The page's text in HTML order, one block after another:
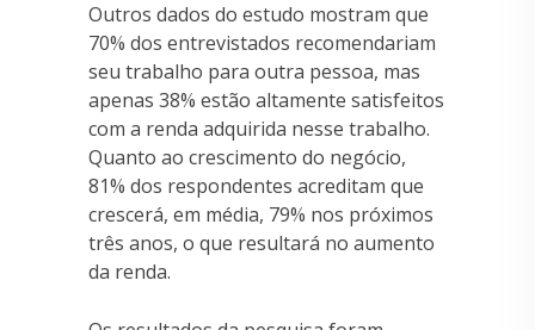
Outros dados do estudo mostram que
70% dos entrevistados recomendariam
seu trabalho para outra pessoa, mas
apenas 38% estão altamente satisfeitos
com a renda adquirida nesse trabalho.
Quanto ao crescimento do negócio,
81% dos respondentes acreditam que
crescerá, em média, 79% nos próximos
três anos, o que resultará no aumento
da renda.